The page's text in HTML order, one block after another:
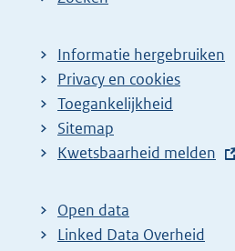
Informatie hergebruiken
Privacy en cookies
Toegankelijkheid
Sitemap
E
t
e
Kwetsbaarheid melden
Open data
Linked Data Overheid